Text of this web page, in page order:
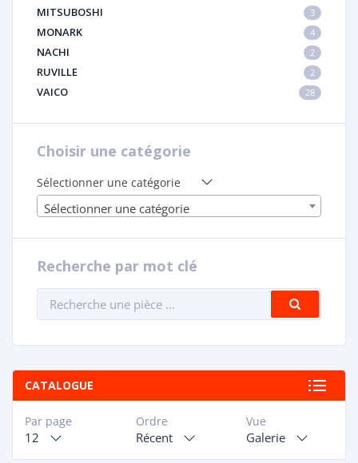
MITSUBOSHI 3
MONARK 4
NACHI 2
RUVILLE 2
VAICO 28
Choisir une catégorie
Sélectionner une catégorie
Sélectionner une catégorie
Recherche par mot clé
CATALOGUE
Vue
Galerie
Ordre
Récent
Par page
12